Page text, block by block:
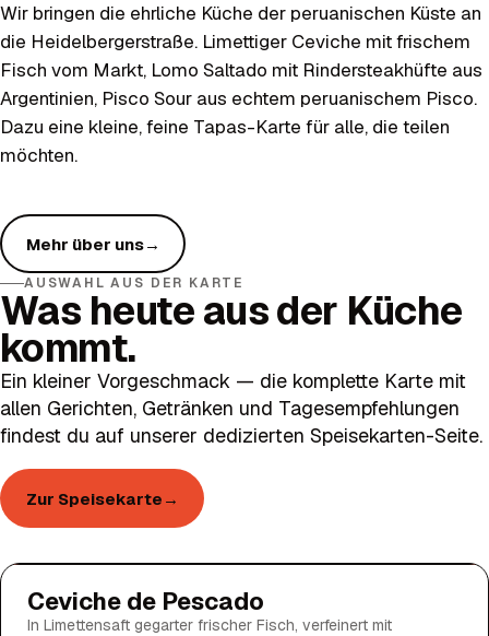
Wir bringen die ehrliche Küche der peruanischen Küste an
die Heidelbergerstraße. Limettiger Ceviche mit frischem
Fisch vom Markt, Lomo Saltado mit Rindersteakhüfte aus
Argentinien, Pisco Sour aus echtem peruanischem Pisco.
Dazu eine kleine, feine Tapas-Karte für alle, die teilen
möchten.
Mehr über uns→
AUSWAHL AUS DER KARTE
Was heute aus der Küche
kommt.
Ein kleiner Vorgeschmack — die komplette Karte mit
allen Gerichten, Getränken und Tagesempfehlungen
findest du auf unserer dedizierten Speisekarten-Seite.
Zur Speisekarte →
Ceviche de Pescado
In Limettensaft gegarter frischer Fisch, verfeinert mit